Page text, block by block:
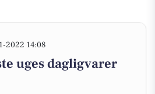
2022 14:08
uges dagligvarer